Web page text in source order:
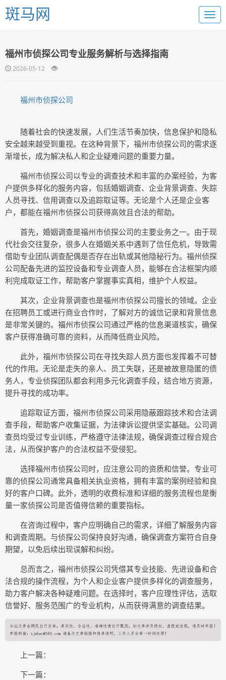
斑马网
福州市侦探公司专业服务解析与选择指南
2026-05-12
福州市侦探公司
随着社会的快速发展，人们生活节奏加快，信息保护和隐私
安全越来越受到重视。在这种背景下，福州市侦探公司的需求逐
渐增长，成为解决私人和企业疑难问题的重要力量。
福州市侦探公司以专业的调查技术和丰富的办案经验，为客
户提供多样化的服务内容，包括婚姻调查、企业背景调查、失踪
人员寻找、信用调查以及追踪取证等。无论是个人还是企业客
户，都能在福州市侦探公司获得高效且合法的帮助。
首先，婚姻调查是福州市侦探公司的主要业务之一。由于现
代社会交往复杂，很多人在婚姻关系中遇到了信任危机，导致需
借助专业团队调查配偶是否存在出轨或其他隐秘行为。福州侦探
公司配备先进的监控设备和专业调查人员，能够在合法框架内顺
利完成取证工作，帮助客户掌握事实真相，维护个人权益。
其次，企业背景调查也是福州市侦探公司擅长的领域。企业
在招聘员工或进行商业合作时，了解对方的诚信记录和背景信息
是非常关键的。福州市侦探公司通过严格的信息渠道核实，确保
客户获得准确可靠的资料，从而降低商业风险。
此外，福州市侦探公司在寻找失踪人员方面也发挥着不可替
代的作用。无论是走失的亲人、员工失联，还是被故意隐匿的债
务人，专业侦探团队都会利用多元化调查手段，结合地方资源，
提升寻找的成功率。
追踪取证方面，福州市侦探公司采用隐蔽跟踪技术和合法调
查手段，帮助客户收集证据，为法律诉讼提供坚实基础。公司调
查员均受过专业训练，严格遵守法律法规，确保调查过程合规合
法，从而保护客户的合法权益不受侵犯。
选择福州市侦探公司时，应注意公司的资质和信誉。专业可
靠的侦探公司通常具备相关执业资格，拥有丰富的案例经验和良
好的客户口碑。此外，透明的收费标准和详细的服务流程也是衡
量一家侦探公司是否值得信赖的重要指标。
在咨询过程中，客户应明确自己的需求，详细了解服务内容
和调查周期。与侦探公司保持良好沟通，确保调查方案符合自身
期望，以免后续出现误解和纠纷。
总而言之，福州市侦探公司凭借其专业技能、先进设备和合
法合规的操作流程，为个人和企业客户提供多样化的调查服务，
助力客户解决各种疑难问题。在选择时，客户应理性评估，选取
信誉好、服务范围广的专业机构，从而获得满意的调查结果。
上一篇：
下一篇：